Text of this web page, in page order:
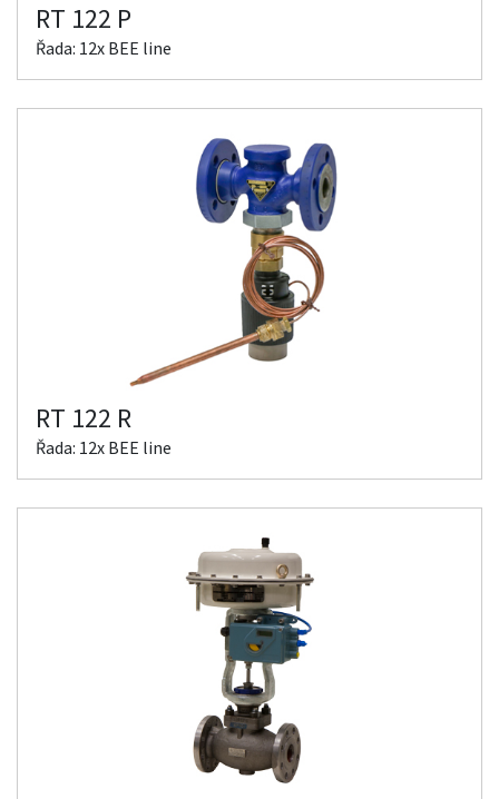
RT 122 P
Řada: 12x BEE line
RT 122 R
Řada: 12x BEE line